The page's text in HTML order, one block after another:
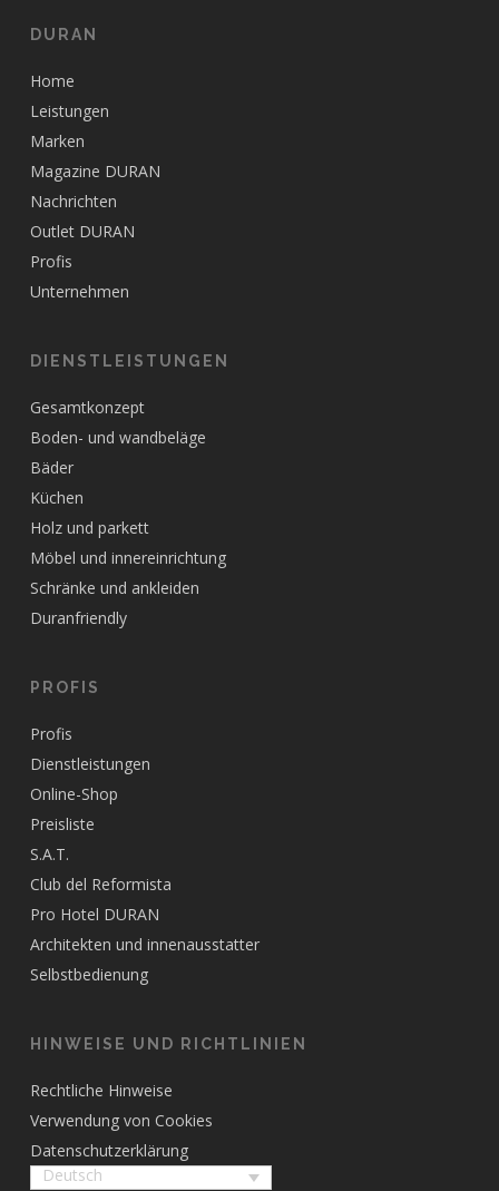
DURAN
Home
Leistungen
Marken
Magazine DURAN
Nachrichten
Outlet DURAN
Profis
Unternehmen
DIENSTLEISTUNGEN
Gesamtkonzept
Boden- und wandbeläge
Bäder
Küchen
Holz und parkett
Möbel und innereinrichtung
Schränke und ankleiden
Duranfriendly
PROFIS
Profis
Dienstleistungen
Online-Shop
Preisliste
S.A.T.
Club del Reformista
Pro Hotel DURAN
Architekten und innenausstatter
Selbstbedienung
HINWEISE UND RICHTLINIEN
Rechtliche Hinweise
Verwendung von Cookies
Datenschutzerklärung
Deutsch